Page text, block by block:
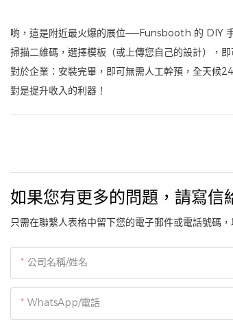
喲，這是附近最火爆的展位——Funsbooth 的 DIY
掃描二維碼，選擇模板（或上傳您自己的設計），
對於企業：安裝完畢，即可無需人工幹預，全天候
對是提升收入的利器！
如果您有更多的問題，請寫信
只需在聯繫人表格中留下您的電子郵件或電話號碼
公司名稱/姓名
WhatsApp/電話